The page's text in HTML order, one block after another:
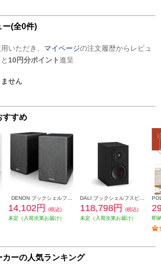
ー(全0件)
いただき、 マイページの注文履歴からレビュ
10円分ポイント進呈
せん
すすめ
14,102円
(税込)
未定（入荷次第お届け）
118,798円
(税込)
未定（入荷次第お届け）
即
ーの人気ランキング